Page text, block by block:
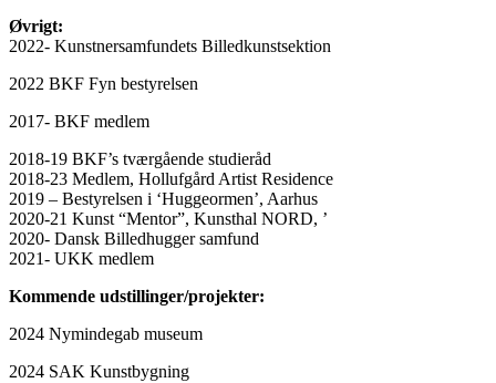
Øvrigt:
2022- Kunstnersamfundets Billedkunstsektion
2022 BKF Fyn bestyrelsen
2017- BKF medlem
2018-19 BKF’s tværgående studieråd
2018-23 Medlem, Hollufgård Artist Residence
2019 – Bestyrelsen i ‘Huggeormen’, Aarhus
2020-21 Kunst “Mentor”, Kunsthal NORD, ’
2020- Dansk Billedhugger samfund
2021- UKK medlem
Kommende udstillinger/projekter:
2024 Nymindegab museum
2024 SAK Kunstbygning